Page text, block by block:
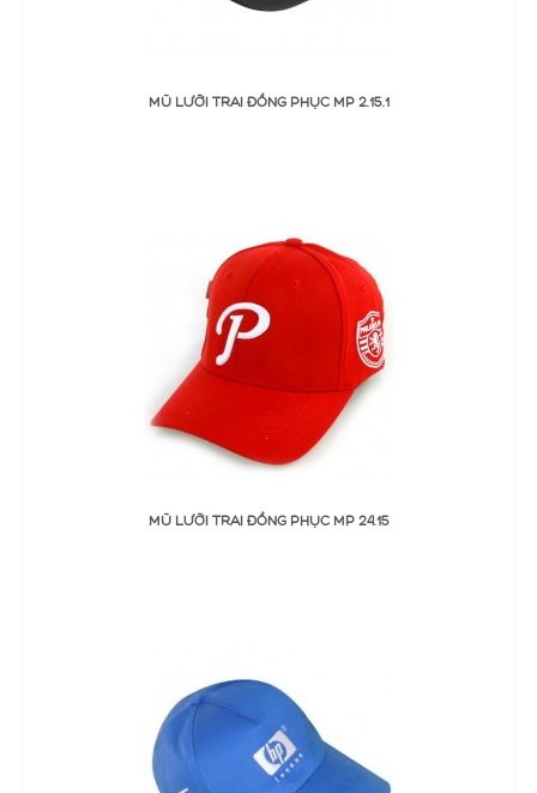
MŨ LƯỠI TRAI ĐỒNG PHỤC MP 2.15.1
ĐẶT MUA
Thêm so sánh
MŨ LƯỠI TRAI ĐỒNG PHỤC MP 24.15
ĐẶT MUA
Thêm so sánh